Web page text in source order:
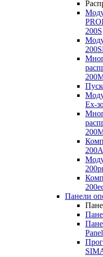
200S
Ex-
Панели
Panel